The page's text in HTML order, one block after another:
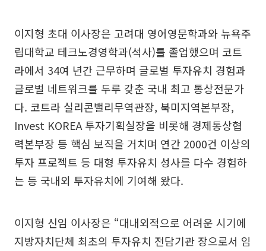
이지형 초대 이사장은 고려대 영어영문학과와 뉴욕주
립대학교 테크노경영학과(석사)를 졸업했으며 코트
라에서 34여 년간 근무하며 글로벌 투자유치 경험과
글로벌 네트워크를 두루 갖춘 국내 최고 통상전문가
다. 코트라 실리콘밸리무역관장, 북미지역본부장,
Invest KOREA 투자기획실장을 비롯해 경제통상협
력본부장 등 핵심 보직을 거치며 연간 2000건 이상의
투자 프로젝트 등 대형 투자유치 성사를 다수 경험하
는 등 국내외 투자유치에 기여해 왔다.
이지형 신임 이사장은 “대내외적으로 어려운 시기에
지방자치단체 최초의 투자유치 전담기관 장으로서 임